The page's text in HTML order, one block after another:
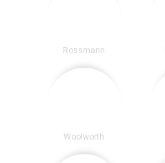
Rossmann
Woolworth